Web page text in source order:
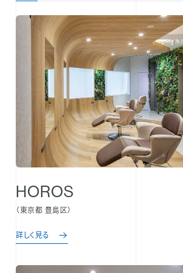
HOROS
（東京都 豊島区）
詳しく見る